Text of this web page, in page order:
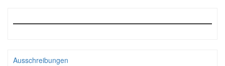
Ausschreibungen